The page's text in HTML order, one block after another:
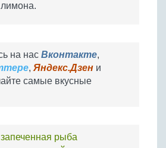
на нас Вконтакте,
, Яндекс.Дзен и
самые вкусные
запеченная рыба